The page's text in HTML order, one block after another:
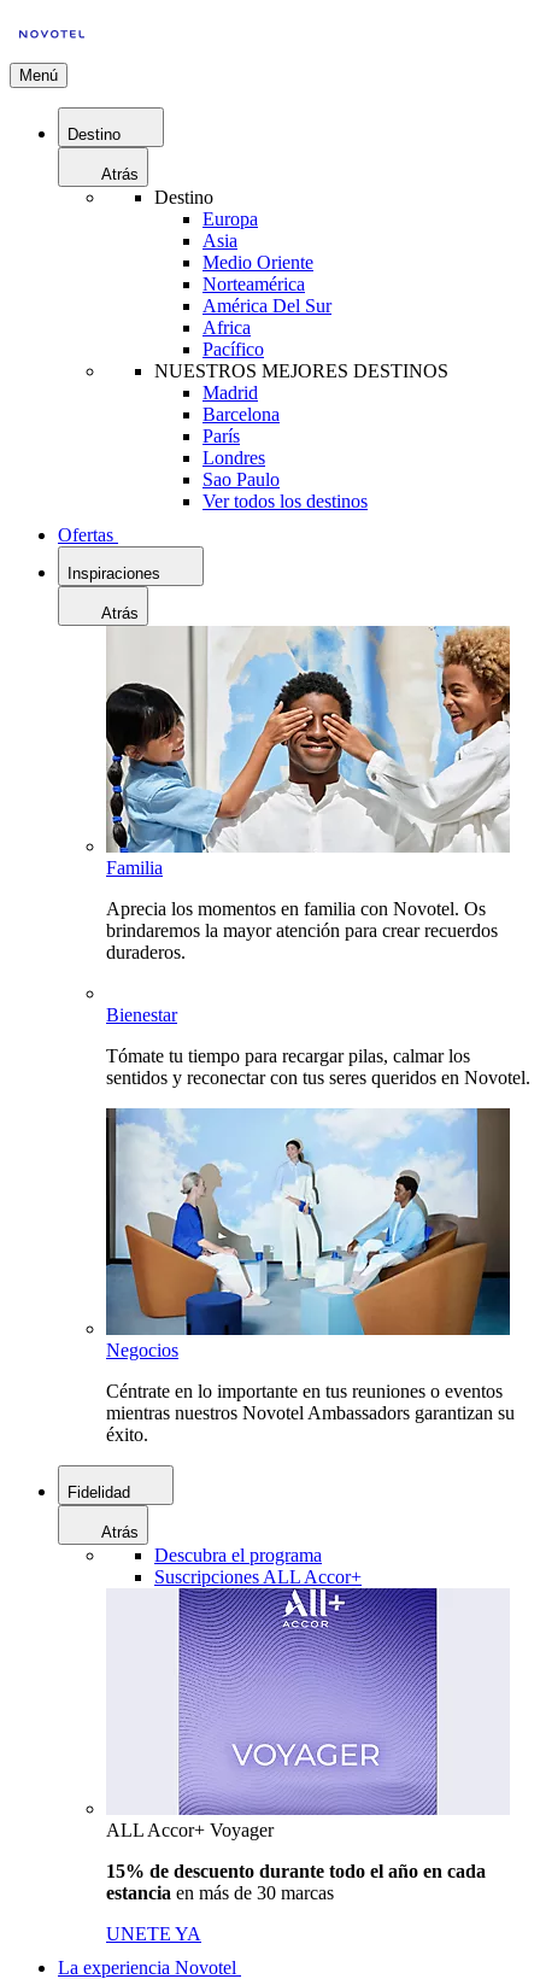
Menú
Destino
Atrás
Destino
Europa
Asia
Medio Oriente
Norteamérica
América Del Sur
Africa
Pacífico
NUESTROS MEJORES DESTINOS
Madrid
Barcelona
París
Londres
Sao Paulo
Ver todos los destinos
Ofertas
Inspiraciones
Atrás
Familia
Aprecia los momentos en familia con Novotel. Os
brindaremos la mayor atención para crear recuerdos
duraderos.
Bienestar
Tómate tu tiempo para recargar pilas, calmar los
sentidos y reconectar con tus seres queridos en Novotel.
Negocios
Céntrate en lo importante en tus reuniones o eventos
mientras nuestros Novotel Ambassadors garantizan su
éxito.
Fidelidad
Atrás
Descubra el programa
Suscripciones ALL Accor+
ALL Accor+ Voyager
15% de descuento durante todo el año en cada
estancia en más de 30 marcas
UNETE YA
La experiencia Novotel